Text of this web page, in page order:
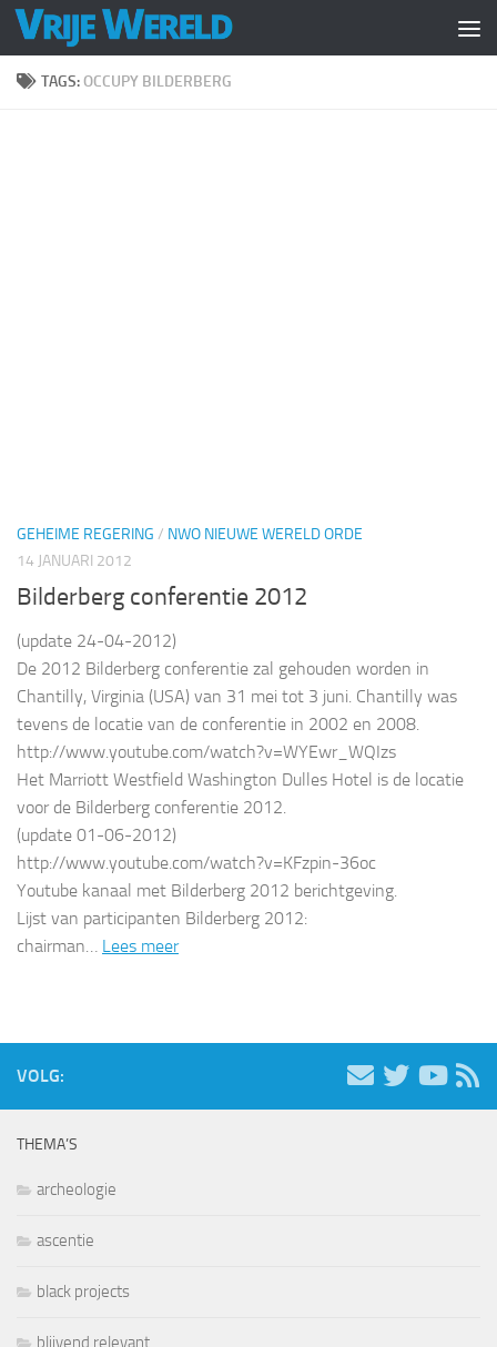
Doorgaan naar inhoud
TAGS:OCCUPY BILDERBERG
GEHEIME REGERING / NWO NIEUWE WERELD ORDE
14 JANUARI 2012
Bilderberg conferentie 2012
(update 24-04-2012)
De 2012 Bilderberg conferentie zal gehouden worden in
Chantilly, Virginia (USA) van 31 mei tot 3 juni. Chantilly was
tevens de locatie van de conferentie in 2002 en 2008.
http://www.youtube.com/watch?v=WYEwr_WQIzs
Het Marriott Westfield Washington Dulles Hotel is de locatie
voor de Bilderberg conferentie 2012.
(update 01-06-2012)
http://www.youtube.com/watch?v=KFzpin-36oc
Youtube kanaal met Bilderberg 2012 berichtgeving.
Lijst van participanten Bilderberg 2012:
chairman… Lees meer
VOLG:
THEMA’S
archeologie
ascentie
black projects
blijvend relevant